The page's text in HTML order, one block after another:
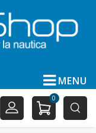
MENU
0